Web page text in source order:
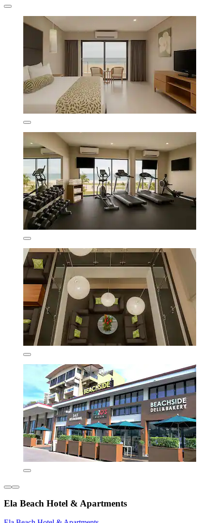
Ela Beach Hotel & Apartments